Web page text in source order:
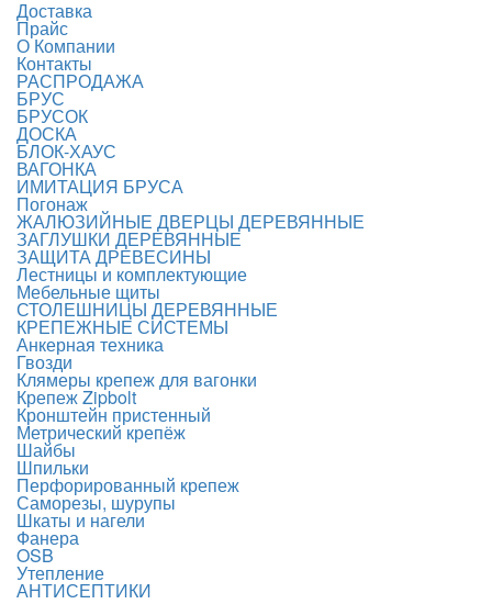
Доставка
Прайс
О Компании
Контакты
РАСПРОДАЖА
БРУС
БРУСОК
ДОСКА
БЛОК-ХАУС
ВАГОНКА
ИМИТАЦИЯ БРУСА
Погонаж
ЖАЛЮЗИЙНЫЕ ДВЕРЦЫ ДЕРЕВЯННЫЕ
ЗАГЛУШКИ ДЕРЕВЯННЫЕ
ЗАЩИТА ДРЕВЕСИНЫ
Лестницы и комплектующие
Мебельные щиты
СТОЛЕШНИЦЫ ДЕРЕВЯННЫЕ
КРЕПЕЖНЫЕ СИСТЕМЫ
Анкерная техника
Гвозди
Клямеры крепеж для вагонки
Крепеж Zipbolt
Кронштейн пристенный
Метрический крепёж
Шайбы
Шпильки
Перфорированный крепеж
Саморезы, шурупы
Шкаты и нагели
Фанера
OSB
Утепление
АНТИСЕПТИКИ